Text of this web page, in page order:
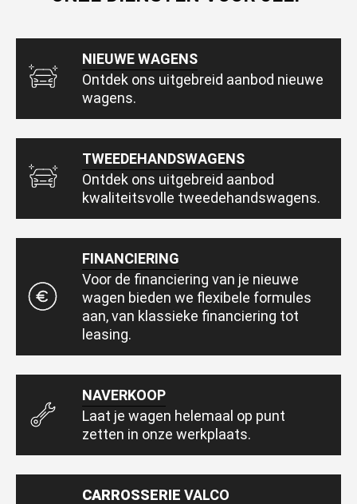
NIEUWE WAGENS
Ontdek ons uitgebreid aanbod nieuwe
wagens.
TWEEDEHANDSWAGENS
Ontdek ons uitgebreid aanbod
kwaliteitsvolle tweedehandswagens.
FINANCIERING
Voor de financiering van je nieuwe
wagen bieden we flexibele formules
aan, van klassieke financiering tot
leasing.
NAVERKOOP
Laat je wagen helemaal op punt
zetten in onze werkplaats.
CARROSSERIE VALCO